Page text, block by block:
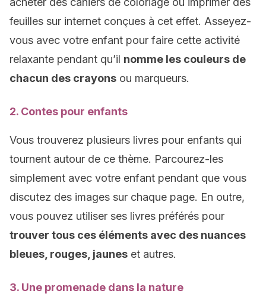
feuilles sur internet conçues à cet effet. Asseyez-
vous avec votre enfant pour faire cette activité
relaxante pendant qu’il nomme les couleurs de
chacun des crayons ou marqueurs.
2. Contes pour enfants
Vous trouverez plusieurs livres pour enfants qui
tournent autour de ce thème. Parcourez-les
simplement avec votre enfant pendant que vous
discutez des images sur chaque page. En outre,
vous pouvez utiliser ses livres préférés pour
trouver tous ces éléments avec des nuances
bleues, rouges, jaunes et autres.
3. Une promenade dans la nature